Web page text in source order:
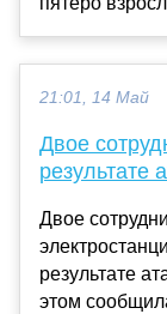
21:01, 14 Май
Двое
результате
Двое
результате
этом